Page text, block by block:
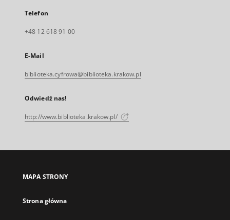
Telefon
+48 12 618 91 00
E-Mail
biblioteka.cyfrowa@biblioteka.krakow.pl
Odwiedź nas!
http://www.biblioteka.krakow.pl/
MAPA STRONY
Strona główna